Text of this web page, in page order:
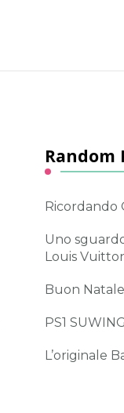
Random
Ricordando
Uno
Louis
Buon
PS1 SUWING
L’originale